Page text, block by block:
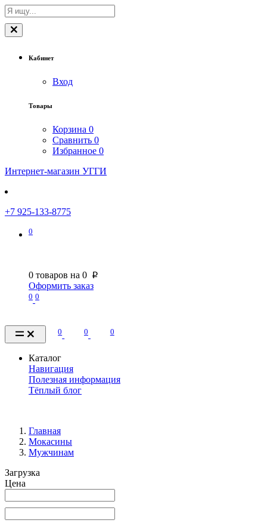
Кабинет
Вход
Товары
Корзина 0
Сравнить 0
Избранное 0
Интернет-магазин УГГИ
+7 925-133-8775
0
0 товаров на 0 p
Оформить заказ
0 0
0 0 0
Каталог
Навигация
Полезная информация
Тёплый блог
Главная
Мокасины
Мужчинам
Загрузка
Цена